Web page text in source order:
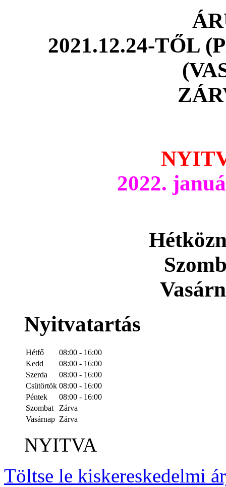
2021.12.24-TŐL
2022.
Nyitvatartás
Hétfő
08:00 - 16:00
Kedd
08:00 - 16:00
Szerda
08:00 - 16:00
Csütörtök 08:00 - 16:00
Péntek
08:00 - 16:00
Szombat
Zárva
Vasárnap Zárva
NYITVA
Töltse le kiskereskedelmi